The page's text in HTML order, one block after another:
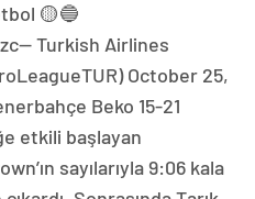
🟡🔵
Turkish Airlines
October 25,
Beko 15-21
etkili başlayan
sayılarıyla 9:06 kala